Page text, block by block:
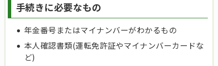
手続きに必要なもの
年金番号またはマイナンバーがわかるもの
本人確認書類(運転免許証やマイナンバーカードな
ど)